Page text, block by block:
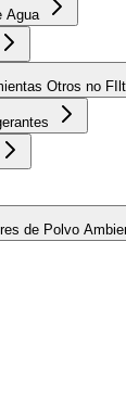
Agua
Otros no